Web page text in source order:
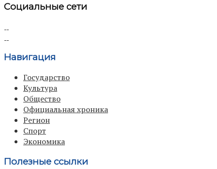
Социальные сети
Навигация
Государство
Культура
Общество
Официальная хроника
Регион
Спорт
Экономика
Полезные ссылки